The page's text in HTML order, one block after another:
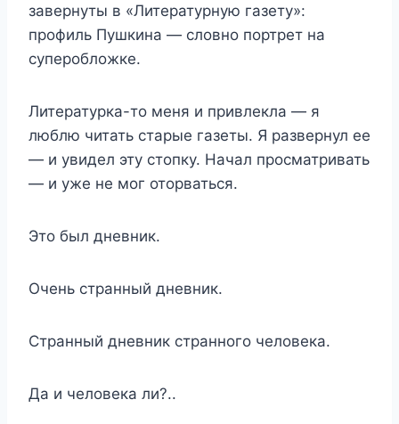
завернуты в «Литературную газету»:
профиль Пушкина — словно портрет на
суперобложке.
Литературка-то меня и привлекла — я
люблю читать старые газеты. Я развернул ее
— и увидел эту стопку. Начал просматривать
— и уже не мог оторваться.
Это был дневник.
Очень странный дневник.
Странный дневник странного человека.
Да и человека ли?..